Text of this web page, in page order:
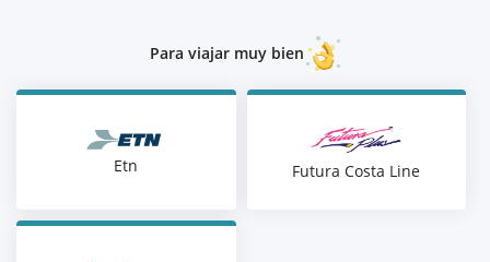
Para viajar muy bien
Etn Futura Costa Line